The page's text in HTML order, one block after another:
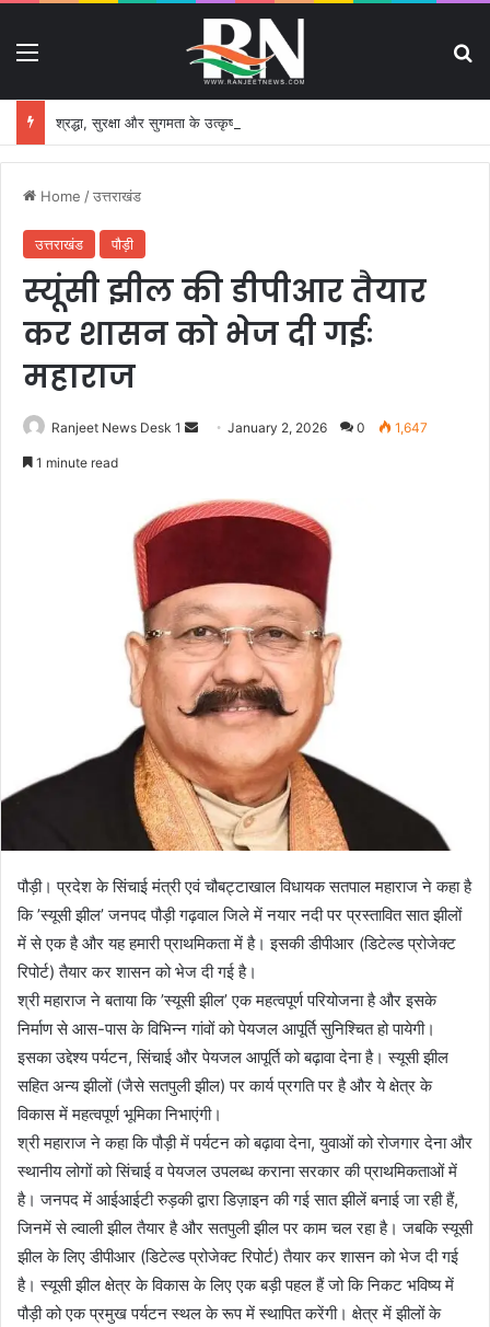
Home /उत्तराखंड
उत्तराखंड पौड़ी
स्यूंसी झील की डीपीआर तैयार
कर शासन को भेज दी गईः
महाराज
Ranjeet News Desk 1
d
e
m
a
i
l
January 2, 2026 0 1,647
1 minute read
पौड़ी। प्रदेश के सिंचाई मंत्री एवं चौबट्टाखाल विधायक सतपाल महाराज ने कहा है
कि ’स्यूसी झील’ जनपद पौड़ी गढ़वाल जिले में नयार नदी पर प्रस्तावित सात झीलों
में से एक है और यह हमारी प्राथमिकता में है। इसकी डीपीआर (डिटेल्ड प्रोजेक्ट
रिपोर्ट) तैयार कर शासन को भेज दी गई है।
श्री महाराज ने बताया कि ’स्यूसी झील’ एक महत्वपूर्ण परियोजना है और इसके
निर्माण से आस-पास के विभिन्न गांवों को पेयजल आपूर्ति सुनिश्चित हो पायेगी।
इसका उद्देश्य पर्यटन, सिंचाई और पेयजल आपूर्ति को बढ़ावा देना है। स्यूसी झील
सहित अन्य झीलों (जैसे सतपुली झील) पर कार्य प्रगति पर है और ये क्षेत्र के
विकास में महत्वपूर्ण भूमिका निभाएंगी।
श्री महाराज ने कहा कि पौड़ी में पर्यटन को बढ़ावा देना, युवाओं को रोजगार देना और
स्थानीय लोगों को सिंचाई व पेयजल उपलब्ध कराना सरकार की प्राथमिकताओं में
है। जनपद में आईआईटी रुड़की द्वारा डिज़ाइन की गई सात झीलें बनाई जा रही हैं,
जिनमें से ल्वाली झील तैयार है और सतपुली झील पर काम चल रहा है। जबकि स्यूसी
झील के लिए डीपीआर (डिटेल्ड प्रोजेक्ट रिपोर्ट) तैयार कर शासन को भेज दी गई
है। स्यूसी झील क्षेत्र के विकास के लिए एक बड़ी पहल हैं जो कि निकट भविष्य में
पौड़ी को एक प्रमुख पर्यटन स्थल के रूप में स्थापित करेंगी। क्षेत्र में झीलों के